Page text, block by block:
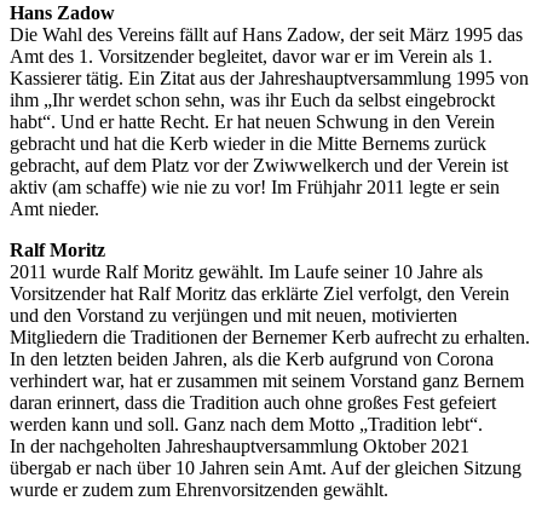
Hans Zadow
Die Wahl des Vereins fällt auf Hans Zadow, der seit März 1995 das
Amt des 1. Vorsitzender begleitet, davor war er im Verein als 1.
Kassierer tätig. Ein Zitat aus der Jahreshauptversammlung 1995 von
ihm „Ihr werdet schon sehn, was ihr Euch da selbst eingebrockt
habt“. Und er hatte Recht. Er hat neuen Schwung in den Verein
gebracht und hat die Kerb wieder in die Mitte Bernems zurück
gebracht, auf dem Platz vor der Zwiwwelkerch und der Verein ist
aktiv (am schaffe) wie nie zu vor! Im Frühjahr 2011 legte er sein
Amt nieder.
Ralf Moritz
2011 wurde Ralf Moritz gewählt. Im Laufe seiner 10 Jahre als
Vorsitzender hat Ralf Moritz das erklärte Ziel verfolgt, den Verein
und den Vorstand zu verjüngen und mit neuen, motivierten
Mitgliedern die Traditionen der Bernemer Kerb aufrecht zu erhalten.
In den letzten beiden Jahren, als die Kerb aufgrund von Corona
verhindert war, hat er zusammen mit seinem Vorstand ganz Bernem
daran erinnert, dass die Tradition auch ohne großes Fest gefeiert
werden kann und soll. Ganz nach dem Motto „Tradition lebt“.
In der nachgeholten Jahreshauptversammlung Oktober 2021
übergab er nach über 10 Jahren sein Amt. Auf der gleichen Sitzung
wurde er zudem zum Ehrenvorsitzenden gewählt.